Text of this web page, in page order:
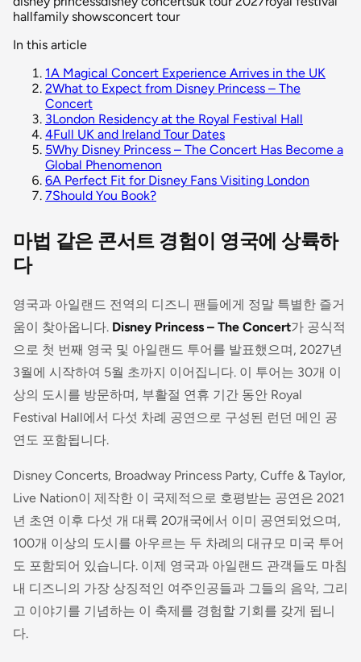
hallfamily showsconcert tour
In this article
1A Magical Concert Experience Arrives in the UK
2What to Expect from Disney Princess – The
Concert
3London Residency at the Royal Festival Hall
4Full UK and Ireland Tour Dates
5Why Disney Princess – The Concert Has Become a
Global Phenomenon
6A Perfect Fit for Disney Fans Visiting London
7Should You Book?
마법 같은 콘서트 경험이 영국에 상륙하
다
영국과 아일랜드 전역의 디즈니 팬들에게 정말 특별한 즐거
움이 찾아옵니다. Disney Princess – The Concert가 공식적
으로 첫 번째 영국 및 아일랜드 투어를 발표했으며, 2027년
3월에 시작하여 5월 초까지 이어집니다. 이 투어는 30개 이
상의 도시를 방문하며, 부활절 연휴 기간 동안 Royal
Festival Hall에서 다섯 차례 공연으로 구성된 런던 메인 공
연도 포함됩니다.
Disney Concerts, Broadway Princess Party, Cuffe & Taylor,
Live Nation이 제작한 이 국제적으로 호평받는 공연은 2021
년 초연 이후 다섯 개 대륙 20개국에서 이미 공연되었으며,
100개 이상의 도시를 아우르는 두 차례의 대규모 미국 투어
도 포함되어 있습니다. 이제 영국과 아일랜드 관객들도 마침
내 디즈니의 가장 상징적인 여주인공들과 그들의 음악, 그리
고 이야기를 기념하는 이 축제를 경험할 기회를 갖게 됩니
다.